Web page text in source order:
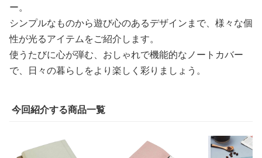
ー。
シンプルなものから遊び心のあるデザインまで、様々な個
性が光るアイテムをご紹介します。
使うたびに心が弾む、おしゃれで機能的なノートカバー
で、日々の暮らしをより楽しく彩りましょう。
今回紹介する商品一覧